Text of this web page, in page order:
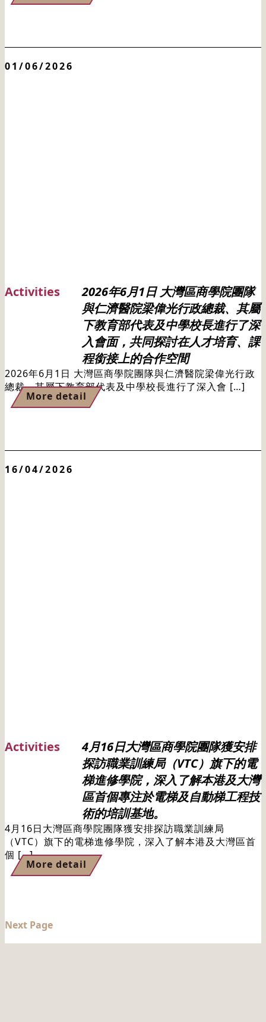
01/06/2026
Activities
2026年6月1日 大灣區商學院團隊
與仁濟醫院梁偉光行政總裁、其屬
下教育部代表及中學校長進行了深
入會面，共同探討在人才培育、課
程銜接上的合作空間
2026年6月1日 大灣區商學院團隊與仁濟醫院梁偉光行政
總裁、其屬下教育部代表及中學校長進行了深入會 […]
More detail
16/04/2026
Activities
4月16日大灣區商學院團隊獲安排
探訪職業訓練局（VTC）旗下的電
梯進修學院，深入了解本港及大灣
區首個專注於電梯及自動梯工程技
術的培訓基地。
4月16日大灣區商學院團隊獲安排探訪職業訓練局
（VTC）旗下的電梯進修學院，深入了解本港及大灣區首
個 […]
More detail
Next Page